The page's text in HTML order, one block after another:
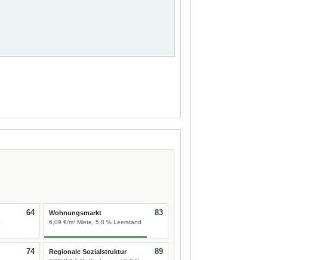
64 Wohnungsmarkt
6,09 €/m² Miete, 5,8 % Leerstand
83
74 Regionale Sozialstruktur 89